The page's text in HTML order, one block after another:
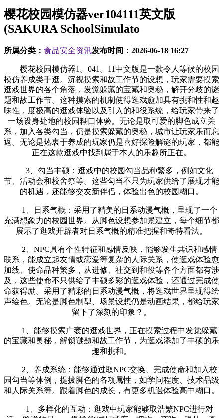
樱花校园模仿器ver104111英文版
(SAKURA SchoolSimulato
所属分类： 食品安全资讯发布时间： 2026-06-18 16:27
樱花校园模仿器1。041。11中文版是一款令人等候的校园
模仿养成类手逛。沉视摸索和故工作节的设想，玩家需要摸索
逛戏世界的各个角落，发觉躲藏的宝藏和奥秘，解开分歧的谜
题和故工作节。这种摸索的机制使得逛戏愈加具有挑和性和趣
味性，度极高的逛戏体验以及引入的和役系统，给玩家带来了
一场设身处地的校园糊口体验。无论是取可爱的脚色成立关
系，加入各类勾当，仍是摸索躲藏的奥秘，城市让玩家乐而忘
返。无论是热衷于养成的玩家仍是喜好探险解谜的玩家，都能
正在这款逛戏中找到属于本人的乐趣所正在。
3、勾当丰硕：逛戏中的校园勾当品种繁多，例如文化
节、活动会和校舍祭等。这些勾当不只为玩家供给了展现才能
的机遇，还能够交友新伴侣，体验出色的校园糊口。
1、日系气概：采用了精美的日系动漫气概，呈现了一个
充满想象力的校园世界。从脚色设想参加景建立，每个细节都
展示了逛戏开辟者对日系气概的精准把握和奇特看法。
2、NPC具有个性特征和感情反映，能够发生共识和感情
联系，能成立起友情或恋爱等复杂的人际关系，使逛戏体验愈
加线、使命品种繁多，从进修、社交到和役等各个方面都有涉
及，这些使命不只供给了丰硕多彩的逛戏体验，还通过完成使
命获得励。采用了精彩的日系动漫气概，将逛戏世界呈现得绘
声绘色。无论是脚色制型、场景设想仍是动画结果，都给玩家
留下了深刻的印象？。
1、能够摸索广袤的逛戏世界，正在摸索过程中发觉躲藏
的宝藏和奥秘，解锁谜题和故工作节，为逛戏添加了丰硕的乐
趣和挑和。
2、养成系统：能够通过取NPC交换、完成使命和加入校
园勾当等体例，提拔脚色的各项属性，如学问程度、技术品级
和人际关系等。跟着脚色的成长，有更多机遇体验高中糊口。
1、多样化的互动：逛戏中玩家能够取浩繁NPC进行对